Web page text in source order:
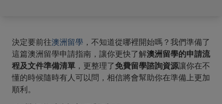
決定要前往澳洲留學 ，不知道從哪裡開始嗎？我們準備了
這篇澳洲留學申請指南，讓你更快了解澳洲留學的申請流
程及文件準備清單 ，更整理了免費留學諮詢資源讓你在不
懂的時候隨時有人可以問，相信將會幫助你在準備上更加
順利。